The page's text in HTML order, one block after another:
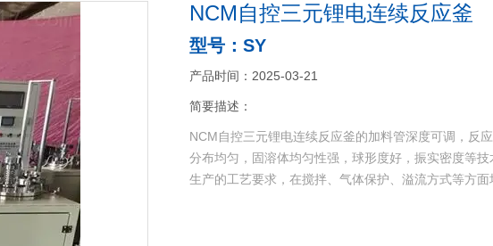
NCM自控三元锂电连续反应釜
型号：SY
产品时间：2025-03-21
简要描述：
NCM自控三元锂电连续反应釜的加料管深度可调，反
分布均匀，固溶体均匀性强，球形度好，振实密度等
生产的工艺要求，在搅拌、气体保护、溢流方式等方面